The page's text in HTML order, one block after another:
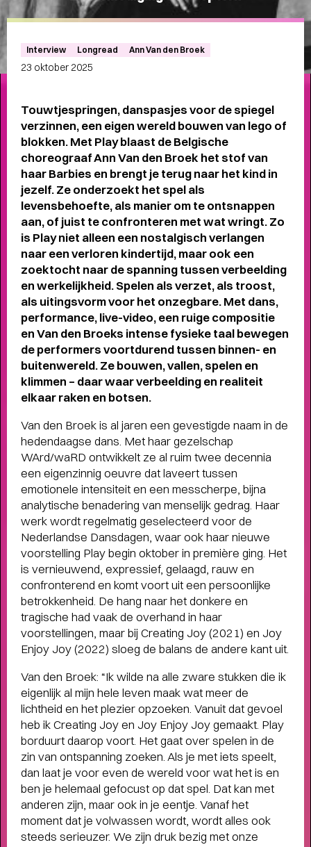
MEET THE BAND:
MUMFORD & SONS
ALLE STORIESVAN
SPOT GRONINGEN:
NIEUWS,INTERVIEWS
COLUMNS,KORTEEN
LANGE VERHALEN
THEATERMAKER STEEF DE JONG
OVER TULIP TOWN- Operette, punk,
humor, liefde en kartonnen magie
Interview Longread Ann Van den Broek
23 oktober 2025
Touwtjespringen, danspasjes voor de spiegel
verzinnen, een eigen wereld bouwen van lego of
blokken. Met Play blaast de Belgische
choreograaf Ann Van den Broek het stof van
haar Barbies en brengt je terug naar het kind in
jezelf. Ze onderzoekt het spel als
levensbehoefte, als manier om te ontsnappen
aan, of juist te confronteren met wat wringt. Zo
is Play niet alleen een nostalgisch verlangen
naar een verloren kindertijd, maar ook een
zoektocht naar de spanning tussen verbeelding
en werkelijkheid. Spelen als verzet, als troost,
als uitingsvorm voor het onzegbare. Met dans,
performance, live-video, een ruige compositie
en Van den Broeks intense fysieke taal bewegen
de performers voortdurend tussen binnen- en
buitenwereld. Ze bouwen, vallen, spelen en
klimmen – daar waar verbeelding en realiteit
elkaar raken en botsen.
Van den Broek is al jaren een gevestigde naam in de
hedendaagse dans. Met haar gezelschap
WArd/waRD ontwikkelt ze al ruim twee decennia
een eigenzinnig oeuvre dat laveert tussen
emotionele intensiteit en een messcherpe, bijna
analytische benadering van menselijk gedrag. Haar
werk wordt regelmatig geselecteerd voor de
Nederlandse Dansdagen, waar ook haar nieuwe
voorstelling Play begin oktober in première ging. Het
is vernieuwend, expressief, gelaagd, rauw en
confronterend en komt voort uit een persoonlijke
betrokkenheid. De hang naar het donkere en
tragische had vaak de overhand in haar
voorstellingen, maar bij Creating Joy (2021) en Joy
Enjoy Joy (2022) sloeg de balans de andere kant uit.
Van den Broek: “Ik wilde na alle zware stukken die ik
eigenlijk al mijn hele leven maak wat meer de
lichtheid en het plezier opzoeken. Vanuit dat gevoel
heb ik Creating Joy en Joy Enjoy Joy gemaakt. Play
borduurt daarop voort. Het gaat over spelen in de
zin van ontspanning zoeken. Als je met iets speelt,
dan laat je voor even de wereld voor wat het is en
ben je helemaal gefocust op dat spel. Dat kan met
anderen zijn, maar ook in je eentje. Vanaf het
moment dat je volwassen wordt, wordt alles ook
steeds serieuzer. We zijn druk bezig met onze